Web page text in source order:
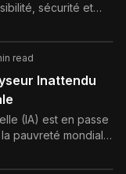
sécurité et
read
Inattendu
(IA) est en passe
pauvreté mondiale.